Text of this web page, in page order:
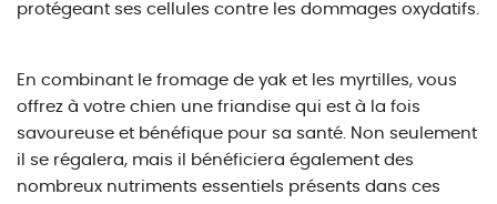
protégeant ses cellules contre les dommages oxydatifs.
En combinant le fromage de yak et les myrtilles, vous
offrez à votre chien une friandise qui est à la fois
savoureuse et bénéfique pour sa santé. Non seulement
il se régalera, mais il bénéficiera également des
nombreux nutriments essentiels présents dans ces